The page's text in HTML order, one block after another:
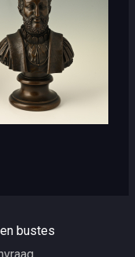
bustes